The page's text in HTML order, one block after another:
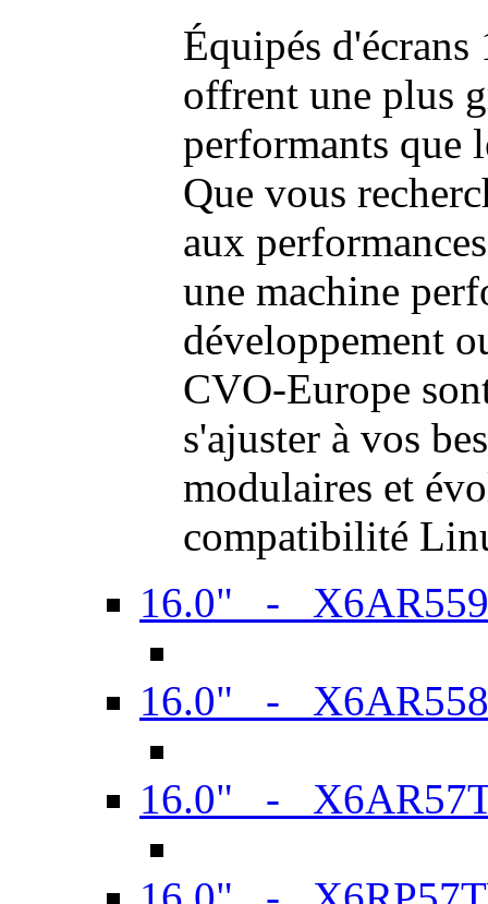
Équipés
offrent une plus
performants que
Que vous
aux
une machine
développement
CVO-Europe
s'ajuster à vos
modulaires et
compatibilité
16.0" -
16.0" -
16.0" -